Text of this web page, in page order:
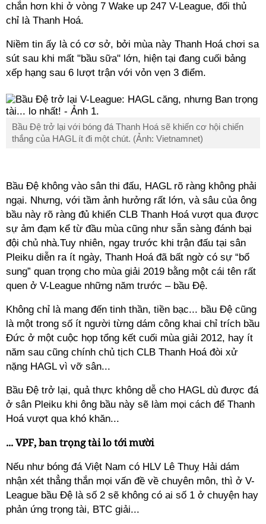
chắn hơn khi ở vòng 7 Wake up 247 V-League, đối thủ
chỉ là Thanh Hoá.
Niềm tin ấy là có cơ sở, bởi mùa này Thanh Hoá chơi sa
sút sau khi mất "bầu sữa" lớn, hiện tại đang cuối bảng
xếp hạng sau 6 lượt trận với vỏn vẹn 3 điểm.
Bầu Đệ trở lại với bóng đá Thanh Hoá sẽ khiến cơ hội chiến
thắng của HAGL ít đi một chút. (Ảnh: Vietnamnet)
Bầu Đệ không vào sân thi đấu, HAGL rõ ràng không phải
ngại. Nhưng, với tầm ảnh hưởng rất lớn, và sâu của ông
bầu này rõ ràng đủ khiến CLB Thanh Hoá vượt qua được
sự ảm đạm kể từ đầu mùa cũng như sẵn sàng đánh bại
đội chủ nhà.Tuy nhiên, ngay trước khi trận đấu tại sân
Pleiku diễn ra ít ngày, Thanh Hoá đã bất ngờ có sự “bổ
sung” quan trọng cho mùa giải 2019 bằng một cái tên rất
quen ở V-League những năm trước – bầu Đệ.
Không chỉ là mang đến tinh thần, tiền bạc... bầu Đệ cũng
là một trong số ít người từng dám công khai chỉ trích bầu
Đức ở một cuộc họp tổng kết cuối mùa giải 2012, hay ít
năm sau cũng chính chủ tịch CLB Thanh Hoá đòi xử
nặng HAGL vì vỡ sân...
Bầu Đệ trở lại, quả thực không dễ cho HAGL dù được đá
ở sân Pleiku khi ông bầu này sẽ làm mọi cách để Thanh
Hoá vượt qua khó khăn...
... VPF, ban trọng tài lo tới mười
Nếu như bóng đá Việt Nam có HLV Lê Thuỵ Hải dám
nhận xét thẳng thắn mọi vấn đề về chuyên môn, thì ở V-
League bầu Đệ là số 2 sẽ không có ai số 1 ở chuyện hay
phản ứng trọng tài, BTC giải...